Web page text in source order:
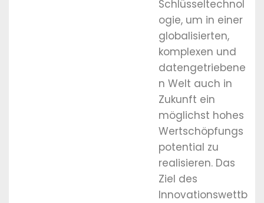
Schlüsseltechnol
ogie, um in einer
globalisierten,
komplexen und
datengetriebene
n Welt auch in
Zukunft ein
möglichst hohes
Wertschöpfungs
potential zu
realisieren. Das
Ziel des
Innovationswettb